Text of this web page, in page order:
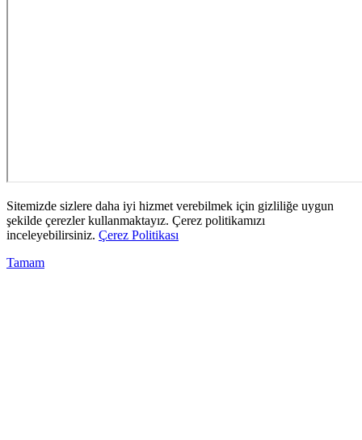
Sitemizde sizlere daha iyi hizmet verebilmek için gizliliğe uygun
şekilde çerezler kullanmaktayız. Çerez politikamızı
inceleyebilirsiniz. Çerez Politikası
Tamam